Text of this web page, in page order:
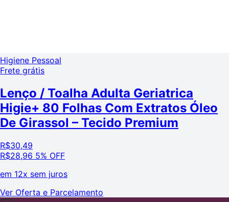
Higiene Pessoal
Frete grátis
Lenço / Toalha Adulta Geriatrica
Higie+ 80 Folhas Com Extratos Óleo
De Girassol – Tecido Premium
R$30,49
R$28,96 5% OFF
em 12x sem juros
Ver Oferta e Parcelamento